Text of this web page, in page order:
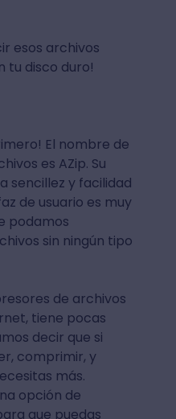
esos archivos
tu disco duro!
El nombre de
es AZip. Su
sencillez y facilidad
de usuario es muy
podamos
sin ningún tipo
de archivos
tiene pocas
decir que si
comprimir, y
más.
opción de
que puedas